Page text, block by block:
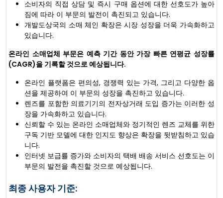
소비자의 직접 상담 및 즉시 구매 옵션에 대한 선호도가 높아
짐에 따라 이 부문의 발전이 촉진되고 있습니다.
개발도상국의 소매 체인 확장은 시장 성장을 더욱 가속화하고
있습니다.
온라인 소매업체 부문은 예측 기간 동안 가장 빠른 연평균 성장률
(CAGR)을 기록할 것으로 예상됩니다.
온라인 플랫폼은 편의성, 경쟁력 있는 가격, 그리고 다양한 옵
션을 제공하여 이 부문의 성장을 촉진하고 있습니다.
렌즈를 포함한 의료기기의 전자상거래 도입 증가는 이러한 성
장을 가속화하고 있습니다.
신뢰할 수 있는 온라인 소매업체와 정기적인 렌즈 교체를 위한
구독 기반 모델에 대한 인지도 향상은 확장을 뒷받침하고 있습
니다.
인터넷 보급률 증가와 소비자의 택배 배송 서비스 선호도는 이
부문의 발전을 촉진할 것으로 예상됩니다.
최종 사용자 기준: